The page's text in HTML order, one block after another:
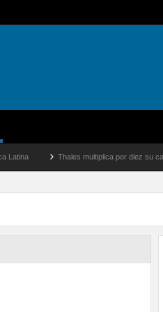
Thales multiplica por diez su